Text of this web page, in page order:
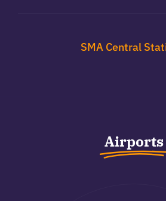
SMA Central
Airports